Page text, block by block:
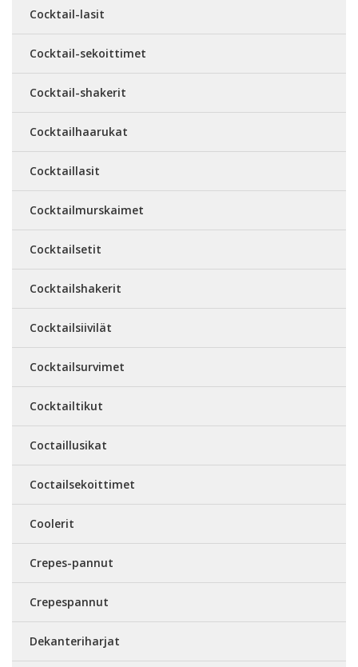
Cocktail-lasit
Cocktail-sekoittimet
Cocktail-shakerit
Cocktailhaarukat
Cocktaillasit
Cocktailmurskaimet
Cocktailsetit
Cocktailshakerit
Cocktailsiivilät
Cocktailsurvimet
Cocktailtikut
Coctaillusikat
Coctailsekoittimet
Coolerit
Crepes-pannut
Crepespannut
Dekanteriharjat